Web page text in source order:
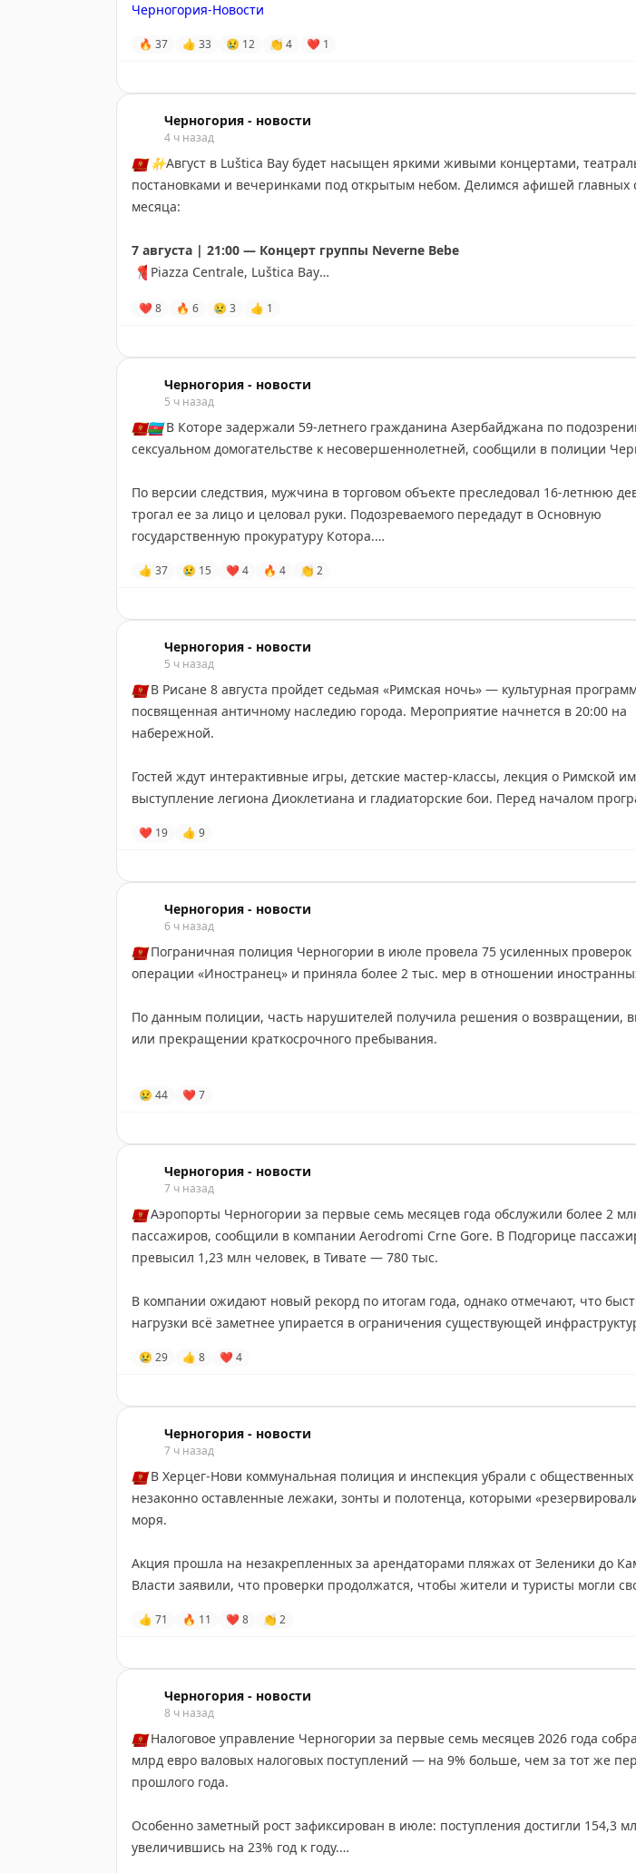
Черногория-Новости
🔥 37 👍 33 😢 12 👏 4 ❤ 1
Черногория - новости
4 ч назад
🇲🇪 ✨Август в Luštica Bay будет насыщен яркими живыми концертами,
постановками и вечеринками под открытым небом. Делимся афишей главных
месяца:
7 августа | 21:00 — Концерт группы Neverne Bebe
📍 Piazza Centrale, Luštica Bay
8 августа | 21:00 — Alpha Trianguli
11 августа | 21:00 — Театральная постановка - Трилогия «НОВЫЙ ЧЕЛОВЕК»
Малый волнорез, Marina Village
Возраст 16+ | Доступны субтитры на английском языке
📍Малый волнорез, Marina Village
21 августа | 21:00 — Концерт Александры Радович
📍Амфитеатр, Marina Village
На все мероприятия вход свободный
🌕 28 августа | 21:00 — Full Moon Party Vol. 4 — Inner City
📍Pura Vida Beach (ex. Pecka Beach), Luštica Bay
🎟Билеты по ссылке:https://new.gigstix.me/event/full-moon-party-2026-tivat/
❤ 8 🔥 6 😢 3 👍 1
Черногория - новости
5 ч назад
🇲🇪🇦🇿В Которе задержали 59-летнего гражданина Азербайджана по
сексуальном домогательстве к несовершеннолетней, сообщили в полиции
По версии следствия, мужчина в торговом объекте преследовал 16-летнюю
трогал ее за лицо и целовал руки. Подозреваемого передадут в Основную
государственную прокуратуру Котора.
Черногория-Новости
👍 37 😢 15 ❤ 4 🔥 4 👏 2
Черногория - новости
5 ч назад
🇲🇪В Рисане 8 августа пройдет седьмая «Римская ночь» — культурная
посвященная античному наследию города. Мероприятие начнется в 20:00 на
набережной.
Гостей ждут интерактивные игры, детские мастер-классы, лекция о Римской
выступление легиона Диоклетиана и гладиаторские бои. Перед началом
❤ 19 👍 9
Черногория - новости
6 ч назад
🇲🇪Пограничная полиция Черногории в июле провела 75 усиленных проверок
операции «Иностранец» и приняла более 2 тыс. мер в отношении
По данным полиции, часть нарушителей получила решения о возвращении,
или прекращении краткосрочного пребывания.
😢 44 ❤ 7
Черногория - новости
7 ч назад
🇲🇪Аэропорты Черногории за первые семь месяцев года обслужили более 2
пассажиров, сообщили в компании Aerodromi Crne Gore. В Подгорице
превысил 1,23 млн человек, в Тивате — 780 тыс.
В компании ожидают новый рекорд по итогам года, однако отмечают, что
нагрузки всё заметнее упирается в ограничения существующей
Черногория-Новости
😢 29 👍 8 ❤ 4
Черногория - новости
7 ч назад
🇲🇪В Херцег-Нови коммунальная полиция и инспекция убрали с
незаконно оставленные лежаки, зонты и полотенца, которыми
моря.
Акция прошла на незакрепленных за арендаторами пляжах от Зеленики до
Власти заявили, что проверки продолжатся, чтобы жители и туристы могли
👍 71 🔥 11 ❤ 8 👏 2
Черногория - новости
8 ч назад
🇲🇪Налоговое управление Черногории за первые семь месяцев 2026 года
млрд евро валовых налоговых поступлений — на 9% больше, чем за тот же
прошлого года.
Особенно заметный рост зафиксирован в июле: поступления достигли 154,3
увеличившись на 23% год к году.